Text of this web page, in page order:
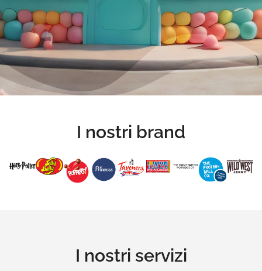
I nostri brand
I nostri servizi